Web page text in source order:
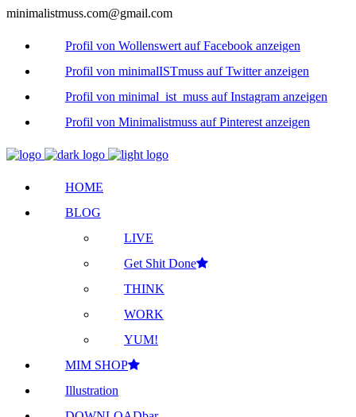
minimalistmuss.com@gmail.com
Profil von Wollenswert auf Facebook anzeigen
Profil von minimalISTmuss auf Twitter anzeigen
Profil von minimal_ist_muss auf Instagram anzeigen
Profil von Minimalistmuss auf Pinterest anzeigen
HOME
BLOG
LIVE
Get Shit Done
THINK
WORK
YUM!
MIM SHOP
Illustration